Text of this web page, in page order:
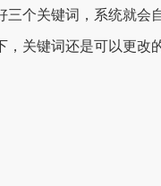
三个关键词，系统就
关键词还是可以更